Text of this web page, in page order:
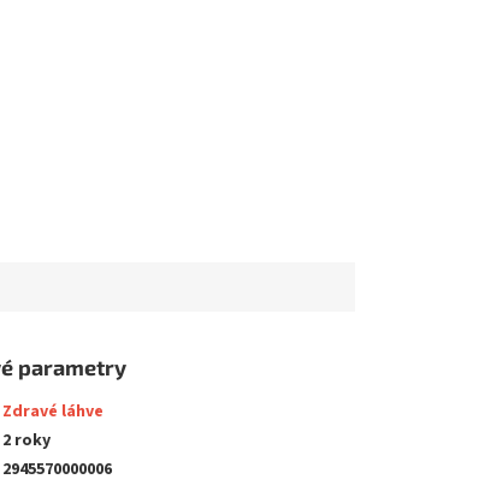
parametry
Zdravé láhve
2 roky
2945570000006